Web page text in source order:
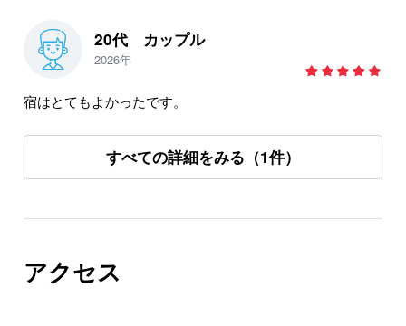
20代 カップル
2026年
宿はとてもよかったです。
すべての詳細をみる（1件）
アクセス